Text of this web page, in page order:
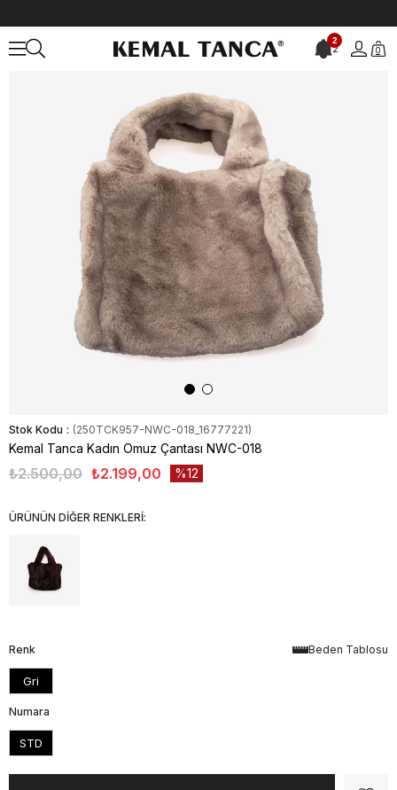
2
2 0
Stok Kodu (250TCK957-NWC-018_16777221)
Kemal Tanca Kadın Omuz Çantası NWC-018
₺2.500,00 ₺2.199,00 12
ÜRÜNÜN DİĞER RENKLERİ:
Beden Tablosu
Renk
Gri
Numara
STD